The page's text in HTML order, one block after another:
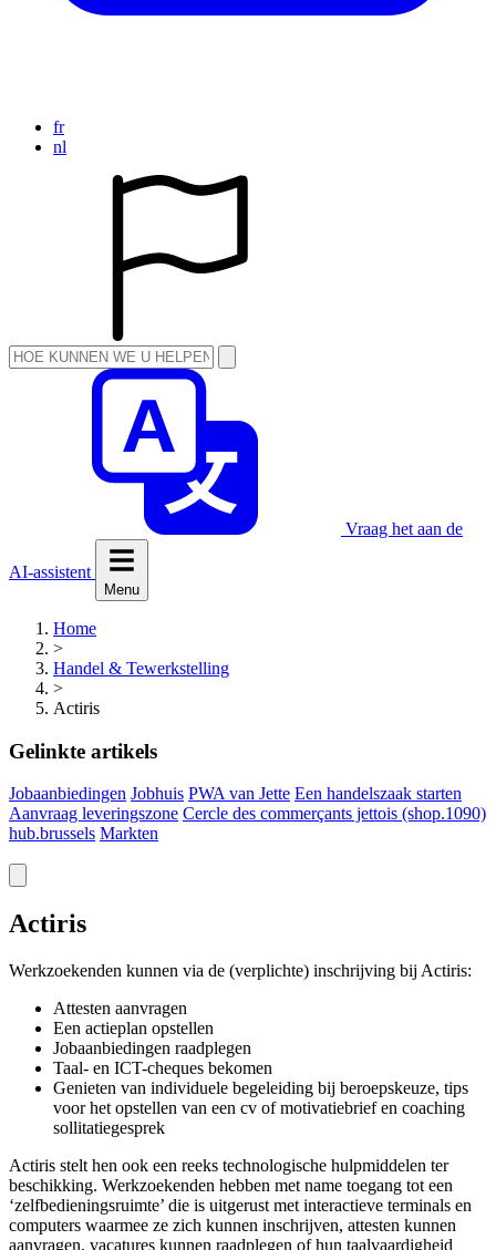
fr
nl
Vraag het aan de
AI-assistent
Menu
Home
>
Handel & Tewerkstelling
>
Actiris
Gelinkte artikels
Jobaanbiedingen Jobhuis PWA van Jette Een handelszaak starten
Aanvraag leveringszone Cercle des commerçants jettois (shop.1090)
hub.brussels Markten
Actiris
Werkzoekenden kunnen via de (verplichte) inschrijving bij Actiris:
Attesten aanvragen
Een actieplan opstellen
Jobaanbiedingen raadplegen
Taal- en ICT-cheques bekomen
Genieten van individuele begeleiding bij beroepskeuze, tips
voor het opstellen van een cv of motivatiebrief en coaching
sollitatiegesprek
Actiris stelt hen ook een reeks technologische hulpmiddelen ter
beschikking. Werkzoekenden hebben met name toegang tot een
‘zelfbedieningsruimte’ die is uitgerust met interactieve terminals en
computers waarmee ze zich kunnen inschrijven, attesten kunnen
aanvragen, vacatures kunnen raadplegen of hun taalvaardigheid